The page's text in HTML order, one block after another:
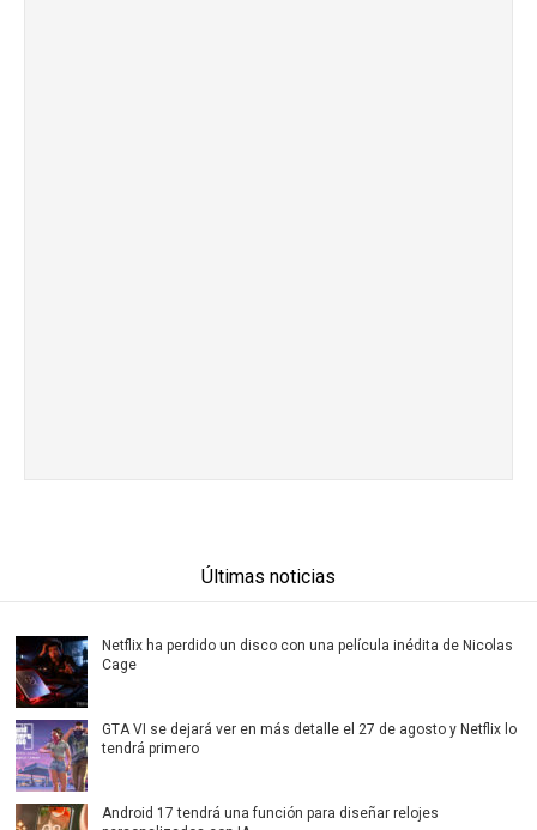
Últimas noticias
Netflix ha perdido un disco con una película inédita de Nicolas
Cage
GTA VI se dejará ver en más detalle el 27 de agosto y Netflix lo
tendrá primero
Android 17 tendrá una función para diseñar relojes